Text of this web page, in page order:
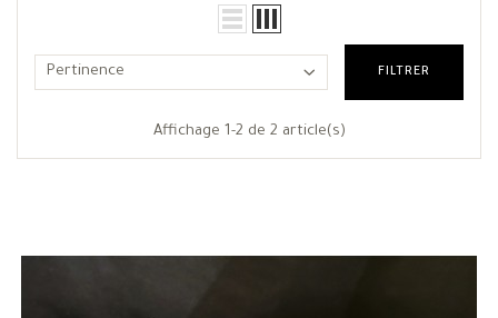
Pertinence FILTRER
Affichage 1-2 de 2 article(s)